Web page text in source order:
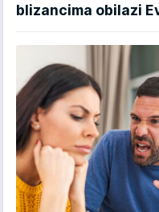
blizancima obilazi